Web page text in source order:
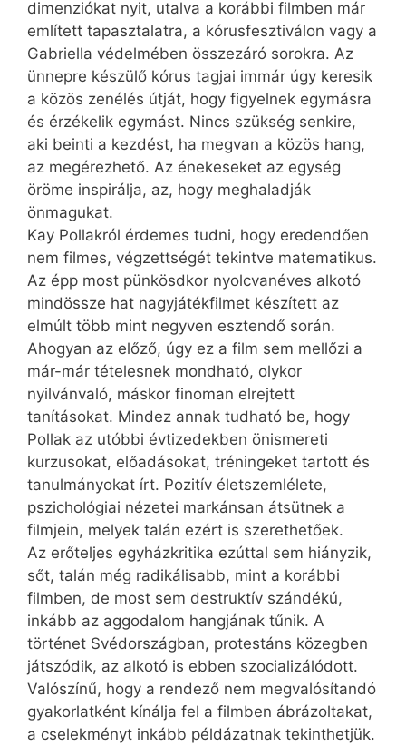
dimenziókat nyit, utalva a korábbi filmben már
említett tapasztalatra, a kórusfesztiválon vagy a
Gabriella védelmében összezáró sorokra. Az
ünnepre készülő kórus tagjai immár úgy keresik
a közös zenélés útját, hogy figyelnek egymásra
és érzékelik egymást. Nincs szükség senkire,
aki beinti a kezdést, ha megvan a közös hang,
az megérezhető. Az énekeseket az egység
öröme inspirálja, az, hogy meghaladják
önmagukat.
Kay Pollakról érdemes tudni, hogy eredendően
nem filmes, végzettségét tekintve matematikus.
Az épp most pünkösdkor nyolcvanéves alkotó
mindössze hat nagyjátékfilmet készített az
elmúlt több mint negyven esztendő során.
Ahogyan az előző, úgy ez a film sem mellőzi a
már-már tételesnek mondható, olykor
nyilvánvaló, máskor finoman elrejtett
tanításokat. Mindez annak tudható be, hogy
Pollak az utóbbi évtizedekben önismereti
kurzusokat, előadásokat, tréningeket tartott és
tanulmányokat írt. Pozitív életszemlélete,
pszichológiai nézetei markánsan átsütnek a
filmjein, melyek talán ezért is szerethetőek.
Az erőteljes egyházkritika ezúttal sem hiányzik,
sőt, talán még radikálisabb, mint a korábbi
filmben, de most sem destruktív szándékú,
inkább az aggodalom hangjának tűnik. A
történet Svéd­országban, protestáns közegben
játszódik, az alkotó is ebben szocializálódott.
Valószínű, hogy a rendező nem megvalósítandó
gyakorlatként kínálja fel a filmben ábrázoltakat,
a cselekményt inkább példázatnak tekinthetjük.